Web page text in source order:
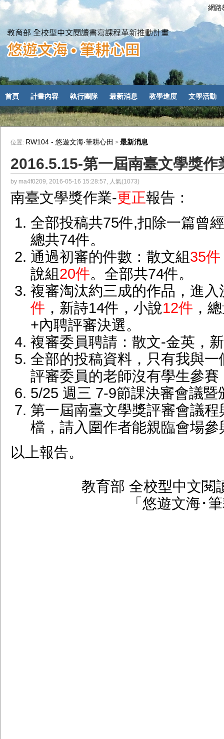
網路
首頁 計畫內容 執行團隊 最新消息 教學進度 文學活動
位置: RW104 - 悠遊文海‧筆耕心田 > 最新消息
2016.5.15-第一屆南臺文學獎作
by ma4f0209, 2016-05-16 15:28:57, 人氣(1073)
南臺文學獎作業-更正報告：
全部投稿共75件,扣除一篇曾
總共74件。
通過初審的件數：散文組35件
說組20件。全部共74件。
複審淘汰約三成的作品，進
件 ，新詩14件，小說12件 ，
+內聘評審決選。
複審委員聘請：散文-金英，
全部的投稿資料，只有我與
評審委員的老師沒有學生參賽
5/25 週三 7-9節課決審會議暨
第一屆南臺文學獎評審會議
檔，請入圍作者能親臨會場參
以上報告。
教育部 全校型中文閱
「悠遊文海･